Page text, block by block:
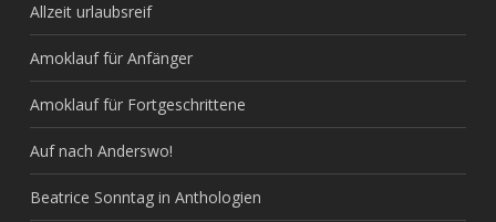
Allzeit urlaubsreif
Amoklauf für Anfänger
Amoklauf für Fortgeschrittene
Auf nach Anderswo!
Beatrice Sonntag in Anthologien